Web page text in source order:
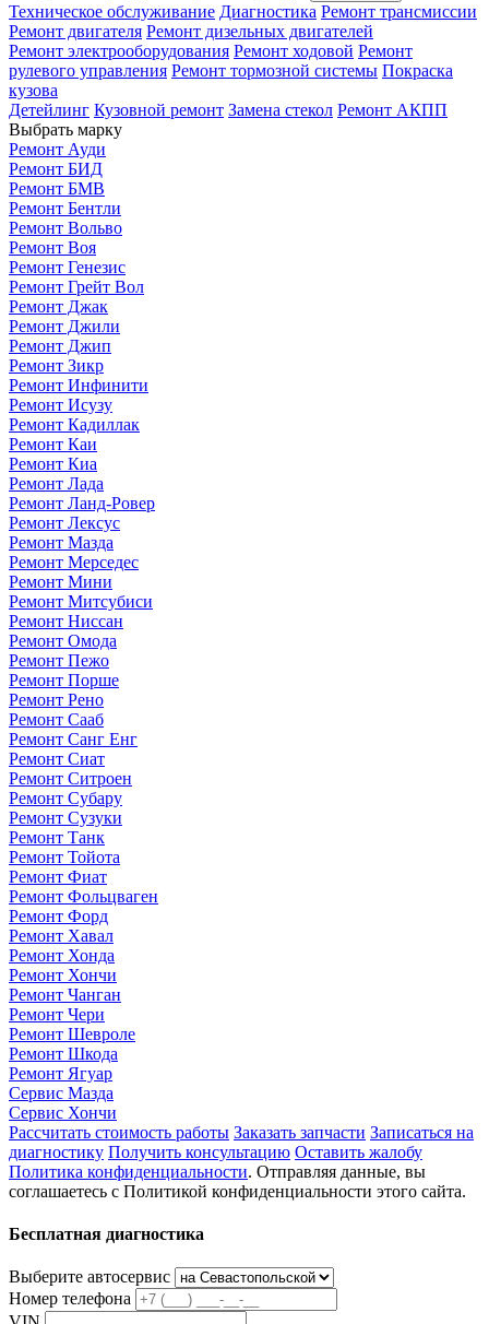
Техническое обслуживание Диагностика Ремонт трансмиссии
Ремонт двигателя Ремонт дизельных двигателей
Ремонт электрооборудования Ремонт ходовой Ремонт
рулевого управления Ремонт тормозной системы Покраска
кузова
Детейлинг Кузовной ремонт Замена стекол Ремонт АКПП
Выбрать марку
Ремонт Ауди
Ремонт БИД
Ремонт БМВ
Ремонт Бентли
Ремонт Вольво
Ремонт Воя
Ремонт Генезис
Ремонт Грейт Вол
Ремонт Джак
Ремонт Джили
Ремонт Джип
Ремонт Зикр
Ремонт Инфинити
Ремонт Исузу
Ремонт Кадиллак
Ремонт Каи
Ремонт Киа
Ремонт Лада
Ремонт Ланд-Ровер
Ремонт Лексус
Ремонт Мазда
Ремонт Мерседес
Ремонт Мини
Ремонт Митсубиси
Ремонт Ниссан
Ремонт Омода
Ремонт Пежо
Ремонт Порше
Ремонт Рено
Ремонт Сааб
Ремонт Санг Енг
Ремонт Сиат
Ремонт Ситроен
Ремонт Субару
Ремонт Сузуки
Ремонт Танк
Ремонт Тойота
Ремонт Фиат
Ремонт Фольцваген
Ремонт Форд
Ремонт Хавал
Ремонт Хонда
Ремонт Хончи
Ремонт Чанган
Ремонт Чери
Ремонт Шевроле
Ремонт Шкода
Ремонт Ягуар
Сервис Мазда
Сервис Хончи
Рассчитать стоимость работы Заказать запчасти Записаться на
диагностику Получить консультацию Оставить жалобу
Политика конфиденциальности. Отправляя данные, вы
соглашаетесь с Политикой конфиденциальности этого сайта.
Бесплатная диагностика
Выберите автосервис
Номер телефона